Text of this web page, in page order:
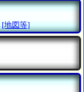
[地図等]